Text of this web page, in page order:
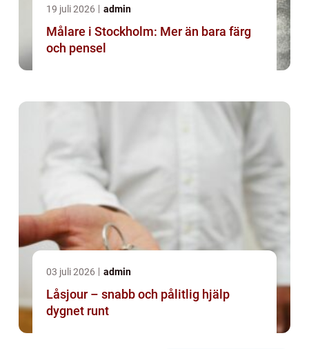
19 juli 2026 admin
Målare i Stockholm: Mer än bara färg
och pensel
03 juli 2026 admin
Låsjour – snabb och pålitlig hjälp
dygnet runt